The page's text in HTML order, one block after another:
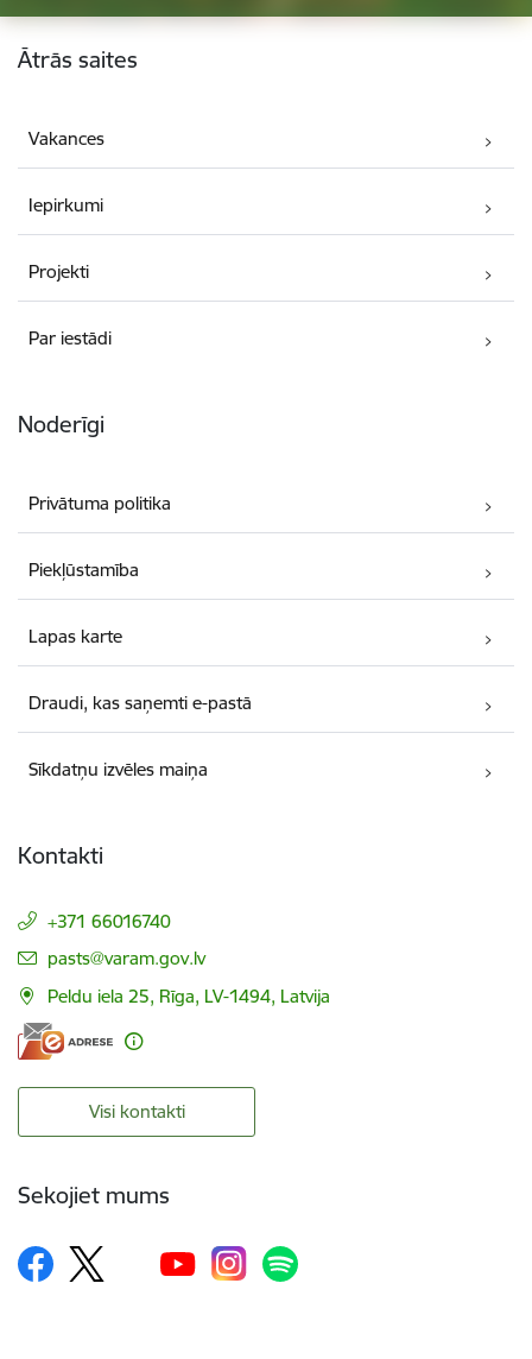
Kājene
Ātrās saites
Vakances
Iepirkumi
Projekti
Par iestādi
Noderīgi
Privātuma politika
Piekļūstamība
Lapas karte
Draudi, kas saņemti e-pastā
Sīkdatņu izvēles maiņa
Kontakti
+371 66016740
E-pasts:
pasts@varam.gov.lv
Peldu iela 25, Rīga, LV-1494, Latvija
Visi kontakti
Sekojiet mums